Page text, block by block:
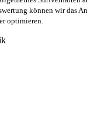
können wir das
optimieren.